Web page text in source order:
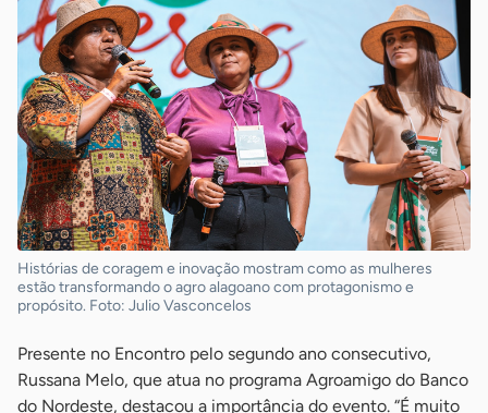
Histórias de coragem e inovação mostram como as mulheres
estão transformando o agro alagoano com protagonismo e
propósito. Foto: Julio Vasconcelos
Presente no Encontro pelo segundo ano consecutivo,
Russana Melo, que atua no programa Agroamigo do Banco
do Nordeste, destacou a importância do evento. “É muito